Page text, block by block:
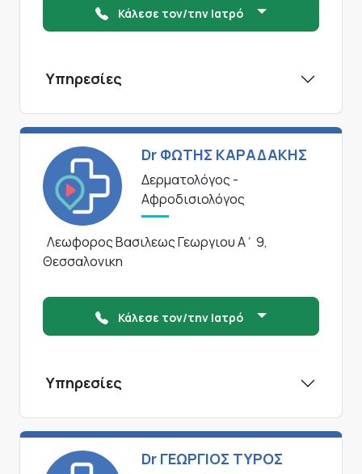
Κάλεσε τον/την Ιατρό
Υπηρεσίες
Dr ΦΩΤΗΣ ΚΑΡΑΔΑΚΗΣ
Δερματολόγος -
Αφροδισιολόγος
Λεωφορος Βασιλεως Γεωργιου Α΄ 9,
Θεσσαλονικη
Κάλεσε τον/την Ιατρό
Υπηρεσίες
Dr ΓΕΩΡΓΙΟΣ ΤΥΡΟΣ